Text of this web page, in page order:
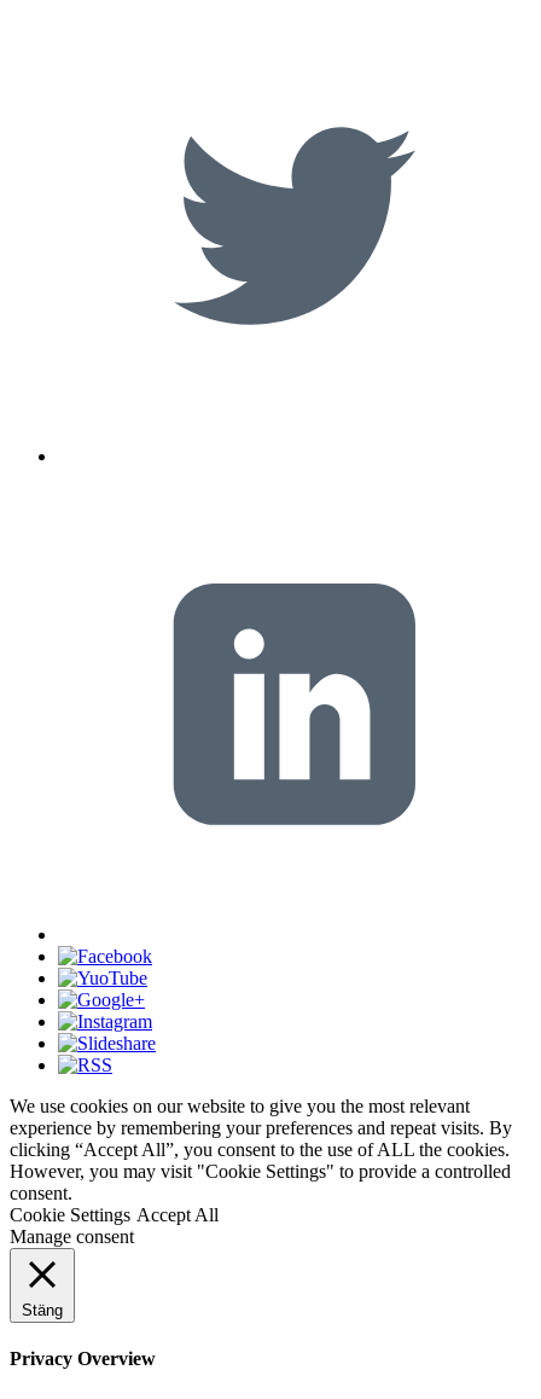
We use cookies on our website to give you the most relevant
experience by remembering your preferences and repeat visits. By
clicking “Accept All”, you consent to the use of ALL the cookies.
However, you may visit "Cookie Settings" to provide a controlled
consent.
Cookie Settings Accept All
Manage consent
Stäng
Privacy Overview